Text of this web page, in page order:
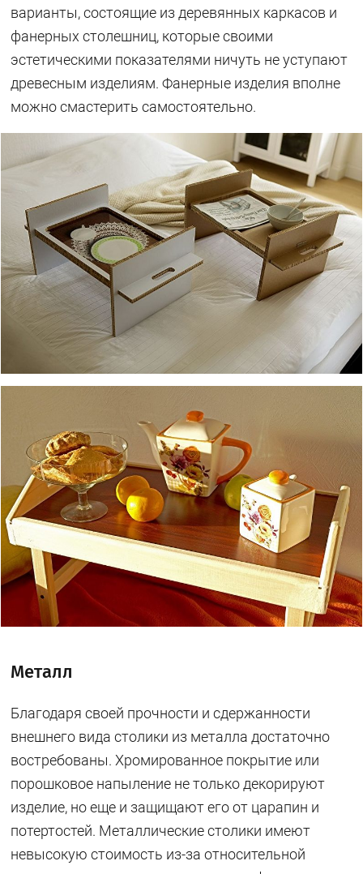
варианты, состоящие из деревянных каркасов и
фанерных столешниц, которые своими
эстетическими показателями ничуть не уступают
древесным изделиям. Фанерные изделия вполне
можно смастерить самостоятельно.
Металл
Благодаря своей прочности и сдержанности
внешнего вида столики из металла достаточно
востребованы. Хромированное покрытие или
порошковое напыление не только декорируют
изделие, но еще и защищают его от царапин и
потертостей. Металлические столики имеют
невысокую стоимость из-за относительной